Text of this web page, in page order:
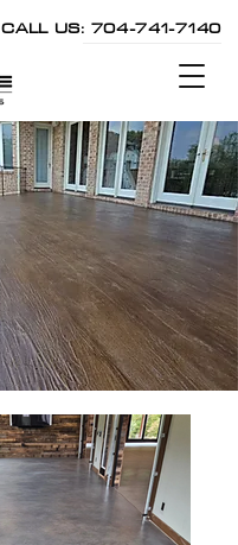
CALL US: 704-741-7140